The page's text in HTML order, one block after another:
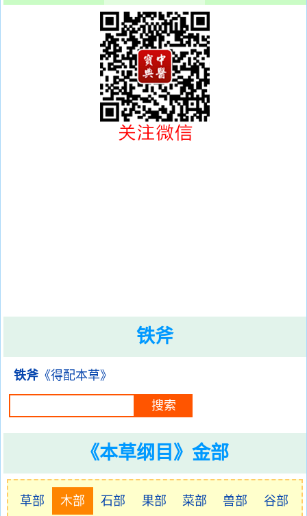
铁斧
铁斧《得配本草》
《本草纲目》金部
草部 木部 石部 果部 菜部 兽部
谷部